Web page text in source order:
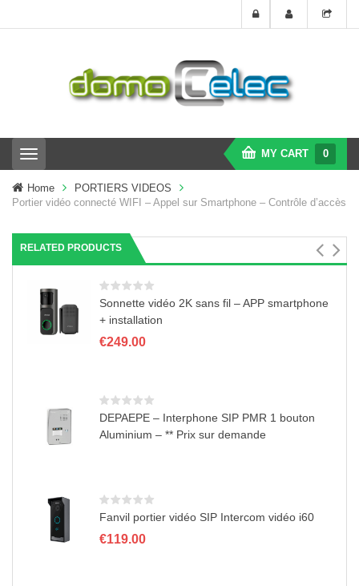
T
o
g
g
n
MY CART 0
Home
PORTIERS VIDEOS
Portier vidéo connecté WIFI – Appel sur Smartphone – Contrôle d’accès
RELATED PRODUCTS
Sonnette vidéo 2K sans fil – APP smartphone
+ installation
€249.00
DEPAEPE – Interphone SIP PMR 1 bouton
Aluminium – ** Prix sur demande
Fanvil portier vidéo SIP Intercom vidéo i60
€119.00